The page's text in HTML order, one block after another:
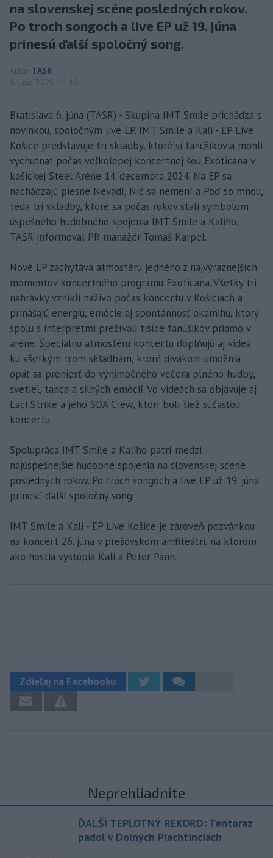
na slovenskej scéne posledných rokov.
Po troch songoch a live EP už 19. júna
prinesú ďalší spoločný song.
Autor TASR
6. júna 2026 11:40
Bratislava 6. júna (TASR) - Skupina IMT Smile prichádza s
novinkou, spoločným live EP. IMT Smile a Kali - EP Live
Košice predstavuje tri skladby, ktoré si fanúšikovia mohli
vychutnať počas veľkolepej koncertnej šou Exoticana v
košickej Steel Aréne 14. decembra 2024. Na EP sa
nachádzajú piesne Nevadí, Nič sa nemení a Poď so mnou,
teda tri skladby, ktoré sa počas rokov stali symbolom
úspešného hudobného spojenia IMT Smile a Kaliho.
TASR informoval PR manažér Tomáš Karpel.
Nové EP zachytáva atmosféru jedného z najvýraznejších
momentov koncertného programu Exoticana. Všetky tri
nahrávky vznikli naživo počas koncertu v Košiciach a
prinášajú energiu, emócie aj spontánnosť okamihu, ktorý
spolu s interpretmi prežívali tisíce fanúšikov priamo v
aréne. Špeciálnu atmosféru koncertu doplňujú aj videá
ku všetkým trom skladbám, ktoré divákom umožnia
opäť sa preniesť do výnimočného večera plného hudby,
svetiel, tanca a silných emócií. Vo videách sa objavuje aj
Laci Strike a jeho SDA Crew, ktorí boli tiež súčasťou
koncertu.
Spolupráca IMT Smile a Kaliho patrí medzi
najúspešnejšie hudobné spojenia na slovenskej scéne
posledných rokov. Po troch songoch a live EP už 19. júna
prinesú ďalší spoločný song.
IMT Smile a Kali - EP Live Košice je zároveň pozvánkou
na koncert 26. júna v prešovskom amfiteátri, na ktorom
ako hostia vystúpia Kali a Peter Pann.
Zdieľaj na Facebooku
Neprehliadnite
ĎALŠÍ TEPLOTNÝ REKORD: Tentoraz
padol v Dolných Plachtinciach